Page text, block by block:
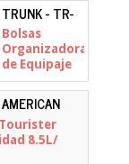
TRUNK - TR-
PACKCUBE-
BLK
Bolsas
Organizadoras
de Equipaje
Trunk
Packcube/ 3
unidades
AMERICAN
TOURISTER -
156522-1030
8.5L/